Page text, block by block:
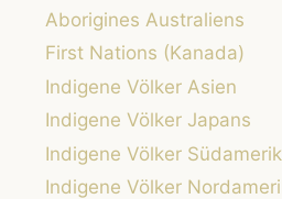
Aborigines Australiens
First Nations (Kanada)
Indigene Völker Asien
Indigene Völker Japans
Indigene Völker
Indigene Völker